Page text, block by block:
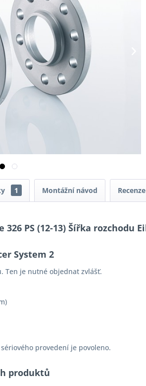
1 Montážní návod Recenze
326 PS (12-13) Šířka rozchodu
System 2
Ten je nutné objednat zvlášť.
provedení je povoleno.
produktů